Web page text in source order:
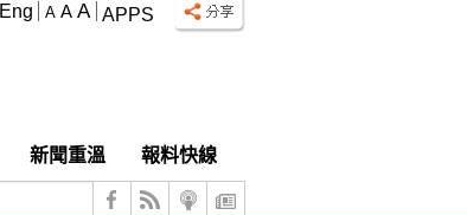
APPS
A A A
Eng
新聞重溫
報料快線